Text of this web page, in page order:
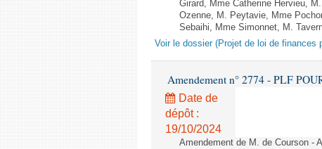
Girard, Mme Catherine Hervieu,
Ozenne, M. Peytavie, Mme
Sebaihi, Mme Simonnet, M.
Voir le dossier (Projet de loi de finances
Amendement n° 2774 - PLF
Date de
dépôt :
19/10/2024
Amendement de M. de Courson -